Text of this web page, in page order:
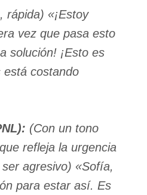
rápida) «¡Estoy
vez que pasa esto
solución! ¡Esto es
está costando
(Con un tono
refleja la urgencia
agresivo) «Sofía,
para estar así. Es